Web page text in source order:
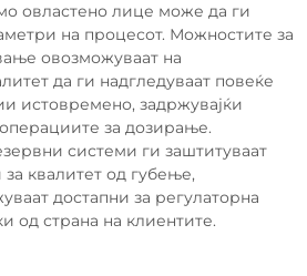
овластено лице може да ги
на процесот. Можностите за
овозможуваат на
да ги надгледуваат повеќе
истовремено, задржувајќи
за дозирање.
системи ги заштитуваат
квалитет од губење,
достапни за регулаторна
од страна на клиентите.